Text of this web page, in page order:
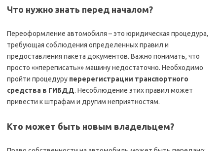
Что нужно знать перед началом?
Переоформление автомобиля – это юридическая процедура,
требующая соблюдения определенных правил и
предоставления пакета документов. Важно понимать, что
просто «»переписать»» машину недостаточно. Необходимо
пройти процедуру перерегистрации транспортного
средства в ГИБДД. Несоблюдение этих правил может
привести к штрафам и другим неприятностям.
Кто может быть новым владельцем?